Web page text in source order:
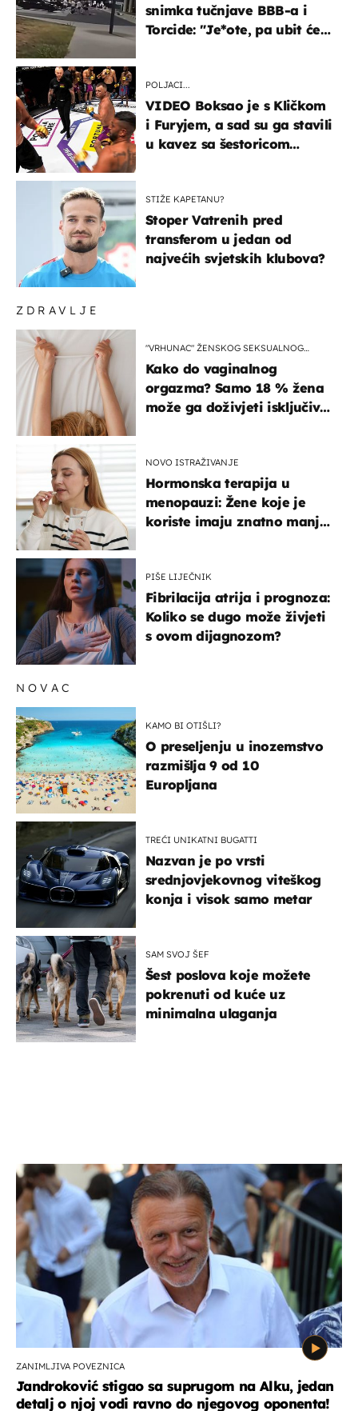
ZDRAVLJE
"VRHUNAC" ŽENSKOG SEKSUALNOG
Kako do vaginalnog
orgazma? Samo 18 % žena
može ga doživjeti isključivo
NOVO ISTRAŽIVANJE
Hormonska terapija u
menopauzi: Žene koje je
koriste imaju znatno manji
PIŠE LIJEČNIK
Fibrilacija atrija i prognoza:
Koliko se dugo može živjeti
s ovom dijagnozom?
snimka tučnjave BBB-a i
Torcide: "Je*ote, pa ubit će
POLJACI...
VIDEO Boksao je s Kličkom
i Furyjem, a sad su ga stavili
u kavez sa šestoricom
STIŽE KAPETANU?
Stoper Vatrenih pred
transferom u jedan od
najvećih svjetskih klubova?
NOVAC
KAMO BI OTIŠLI?
O preseljenju u inozemstvo
razmišlja 9 od 10
Europljana
TREĆI UNIKATNI BUGATTI
Nazvan je po vrsti
srednjovjekovnog viteškog
konja i visok samo metar
SAM SVOJ ŠEF
Šest poslova koje možete
pokrenuti od kuće uz
minimalna ulaganja
ZANIMLJIVA POVEZNICA
Jandroković stigao sa suprugom na Alku, jedan
detalj o njoj vodi ravno do njegovog oponenta!